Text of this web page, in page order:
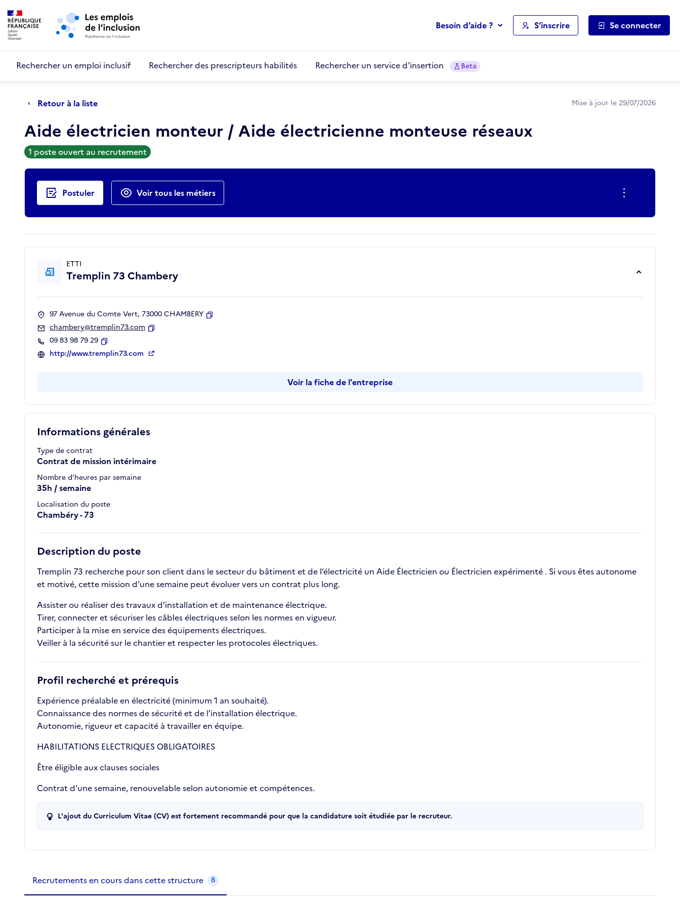
Aller au menu principal
Besoin d’aide ? S’inscrire Se connecter
Rechercher un emploi inclusif Rechercher des prescripteurs habilités Rechercher un service d'insertion Beta
Retour à la liste Mise à jour le 29/07/2026
Aide électricien monteur / Aide électricienne monteuse réseaux
1 poste ouvert au recrutement
Actions rapides
Postuler Voir tous les métiers
Informations générales
Type de contrat
Contrat de mission intérimaire
Nombre d'heures par semaine
35h / semaine
Localisation du poste
Chambéry - 73
Description du poste
Tremplin 73 recherche pour son client dans le secteur du bâtiment et de l’électricité un Aide Électricien ou Électricien expérimenté . Si vous êtes autonome
et motivé, cette mission d’une semaine peut évoluer vers un contrat plus long.
Assister ou réaliser des travaux d’installation et de maintenance électrique.
Tirer, connecter et sécuriser les câbles électriques selon les normes en vigueur.
Participer à la mise en service des équipements électriques.
Veiller à la sécurité sur le chantier et respecter les protocoles électriques.
Profil recherché et prérequis
Expérience préalable en électricité (minimum 1 an souhaité).
Connaissance des normes de sécurité et de l’installation électrique.
Autonomie, rigueur et capacité à travailler en équipe.
HABILITATIONS ELECTRIQUES OBLIGATOIRES
Être éligible aux clauses sociales
Contrat d’une semaine, renouvelable selon autonomie et compétences.
L'ajout du Curriculum Vitae (CV) est fortement recommandé pour que la candidature soit étudiée par le recruteur.
ETTI
Tremplin 73 Chambery
97 Avenue du Comte Vert, 73000 CHAMBERY
chambery@tremplin73.com
09 83 98 79 29
Copier
http://www.tremplin73.com
Voir la fiche de l'entreprise
Recrutements de la structure
Recrutements en cours dans cette structure 8